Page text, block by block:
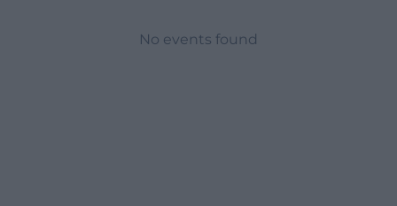
lange Geschichte des früheren Dorfes und an die
No events found